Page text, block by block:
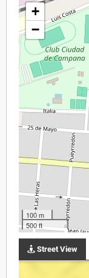
+
−
100 m
500 ft
Street View